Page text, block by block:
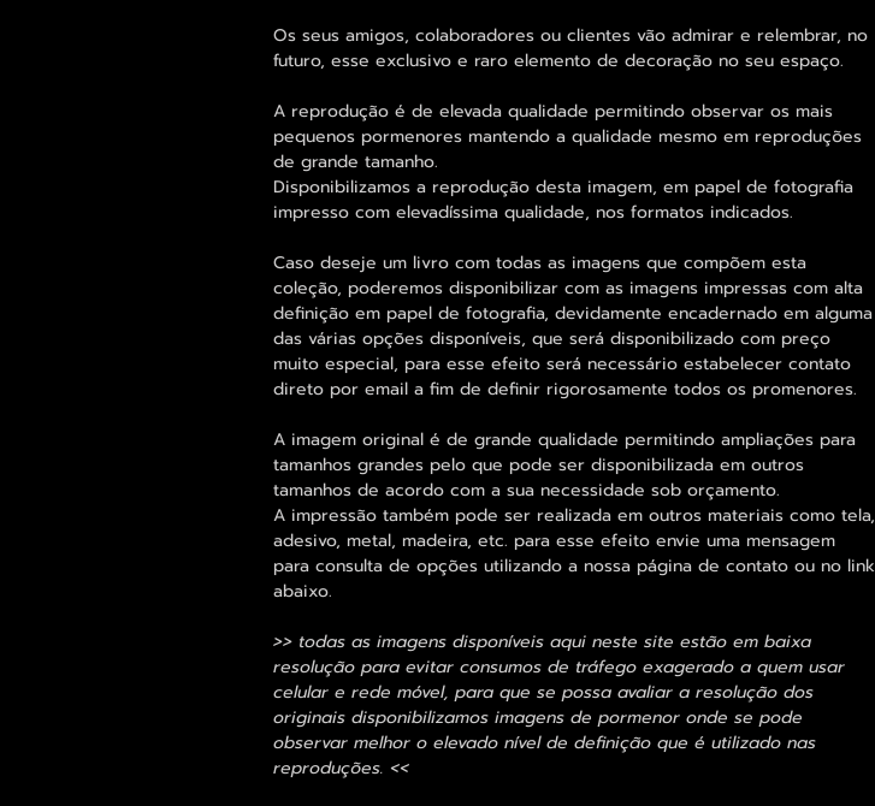
Os seus amigos, colaboradores ou clientes vão admirar e relembrar, no
futuro, esse exclusivo e raro elemento de decoração no seu espaço.
A reprodução é de elevada qualidade permitindo observar os mais
pequenos pormenores mantendo a qualidade mesmo em reproduções
de grande tamanho.
Disponibilizamos a reprodução desta imagem, em papel de fotografia
impresso com elevadíssima qualidade, nos formatos indicados.
Caso deseje um livro com todas as imagens que compõem esta
coleção, poderemos disponibilizar com as imagens impressas com alta
definição em papel de fotografia, devidamente encadernado em alguma
das várias opções disponíveis, que será disponibilizado com preço
muito especial, para esse efeito será necessário estabelecer contato
direto por email a fim de definir rigorosamente todos os promenores.
A imagem original é de grande qualidade permitindo ampliações para
tamanhos grandes pelo que pode ser disponibilizada em outros
tamanhos de acordo com a sua necessidade sob orçamento.
A impressão também pode ser realizada em outros materiais como tela,
adesivo, metal, madeira, etc. para esse efeito envie uma mensagem
para consulta de opções utilizando a nossa página de contato ou no link
abaixo.
>> todas as imagens disponíveis aqui neste site estão em baixa
resolução para evitar consumos de tráfego exagerado a quem usar
celular e rede móvel, para que se possa avaliar a resolução dos
originais disponibilizamos imagens de pormenor onde se pode
observar melhor o elevado nível de definição que é utilizado nas
reproduções. <<